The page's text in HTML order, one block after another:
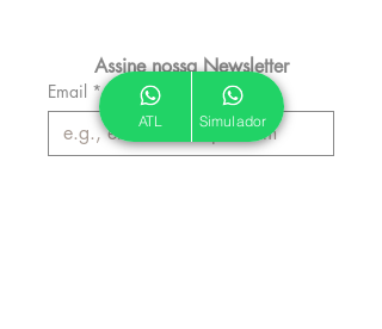
Assine nossa Newsletter
Email *
ATL Simulador